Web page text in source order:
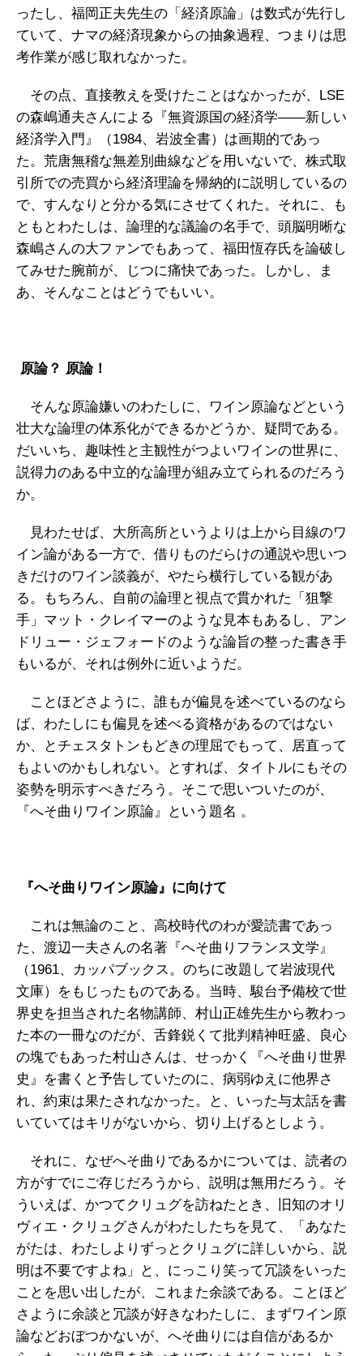
ったし、福岡正夫先生の「経済原論」は数式が先行し
ていて、ナマの経済現象からの抽象過程、つまりは思
考作業が感じ取れなかった。
その点、直接教えを受けたことはなかったが、LSE
の森嶋通夫さんによる『無資源国の経済学——新しい
経済学入門』（1984、岩波全書）は画期的であっ
た。荒唐無稽な無差別曲線などを用いないで、株式取
引所での売買から経済理論を帰納的に説明しているの
で、すんなりと分かる気にさせてくれた。それに、も
ともとわたしは、論理的な議論の名手で、頭脳明晰な
森嶋さんの大ファンでもあって、福田恆存氏を論破し
てみせた腕前が、じつに痛快であった。しかし、ま
あ、そんなことはどうでもいい。
原論？ 原論！
そんな原論嫌いのわたしに、ワイン原論などという
壮大な論理の体系化ができるかどうか、疑問である。
だいいち、趣味性と主観性がつよいワインの世界に、
説得力のある中立的な論理が組み立てられるのだろう
か。
見わたせば、大所高所というよりは上から目線のワ
イン論がある一方で、借りものだらけの通説や思いつ
きだけのワイン談義が、やたら横行している観があ
る。もちろん、自前の論理と視点で貫かれた「狙撃
手」マット・クレイマーのような見本もあるし、アン
ドリュー・ジェフォードのような論旨の整った書き手
もいるが、それは例外に近いようだ。
ことほどさように、誰もが偏見を述べているのなら
ば、わたしにも偏見を述べる資格があるのではない
か、とチェスタトンもどきの理屈でもって、居直って
もよいのかもしれない。とすれば、タイトルにもその
姿勢を明示すべきだろう。そこで思いついたのが、
『へそ曲りワイン原論』という題名 。
『へそ曲りワイン原論』に向けて
これは無論のこと、高校時代のわが愛読書であっ
た、渡辺一夫さんの名著『へそ曲りフランス文学』
（1961、カッパブックス。のちに改題して岩波現代
文庫）をもじったものである。当時、駿台予備校で世
界史を担当された名物講師、村山正雄先生から教わっ
た本の一冊なのだが、舌鋒鋭くて批判精神旺盛、良心
の塊でもあった村山さんは、せっかく『へそ曲り世界
史』を書くと予告していたのに、病弱ゆえに他界さ
れ、約束は果たされなかった。と、いった与太話を書
いていてはキリがないから、切り上げるとしよう。
それに、なぜへそ曲りであるかについては、読者の
方がすでにご存じだろうから、説明は無用だろう。そ
ういえば、かつてクリュグを訪ねたとき、旧知のオリ
ヴィエ・クリュグさんがわたしたちを見て、「あなた
がたは、わたしよりずっとクリュグに詳しいから、説
明は不要ですよね」と、にっこり笑って冗談をいった
ことを思い出したが、これまた余談である。ことほど
さように余談と冗談が好きなわたしに、まずワイン原
論などおぼつかないが、へそ曲りには自信があるか